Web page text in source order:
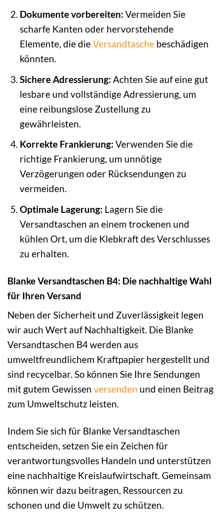
Dokumente vorbereiten: Vermeiden Sie
scharfe Kanten oder hervorstehende
Elemente, die dieVersandtaschebeschädigen
könnten.
Sichere Adressierung: Achten Sie auf eine gut
lesbare und vollständige Adressierung, um
eine reibungslose Zustellung zu
gewährleisten.
Korrekte Frankierung: Verwenden Sie die
richtige Frankierung, um unnötige
Verzögerungen oder Rücksendungen zu
vermeiden.
Optimale Lagerung: Lagern Sie die
Versandtaschen an einem trockenen und
kühlen Ort, um die Klebkraft des Verschlusses
zu erhalten.
Blanke Versandtaschen B4: Die nachhaltige Wahl
für Ihren Versand
Neben der Sicherheit und Zuverlässigkeit legen
wir auch Wert auf Nachhaltigkeit. Die Blanke
Versandtaschen B4 werden aus
umweltfreundlichem Kraftpapier hergestellt und
sind recycelbar. So können Sie Ihre Sendungen
mit gutem Gewissen versenden und einen Beitrag
zum Umweltschutz leisten.
Indem Sie sich für Blanke Versandtaschen
entscheiden, setzen Sie ein Zeichen für
verantwortungsvolles Handeln und unterstützen
eine nachhaltige Kreislaufwirtschaft. Gemeinsam
können wir dazu beitragen, Ressourcen zu
schonen und die Umwelt zu schützen.